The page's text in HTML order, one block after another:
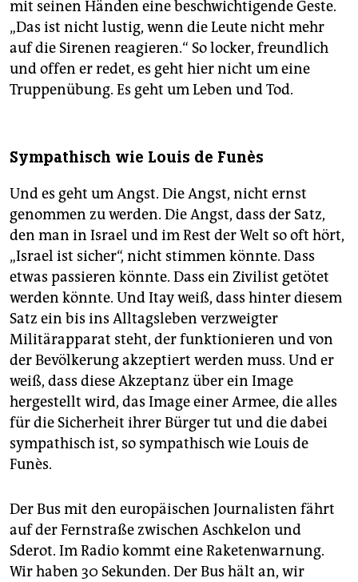
mit seinen Händen eine beschwichtigende Geste.
„Das ist nicht lustig, wenn die Leute nicht mehr
auf die Sirenen reagieren.“ So locker, freundlich
und offen er redet, es geht hier nicht um eine
Truppenübung. Es geht um Leben und Tod.
Sympathisch wie Louis de Funès
Und es geht um Angst. Die Angst, nicht ernst
genommen zu werden. Die Angst, dass der Satz,
den man in Israel und im Rest der Welt so oft hört,
„Israel ist sicher“, nicht stimmen könnte. Dass
etwas passieren könnte. Dass ein Zivilist getötet
werden könnte. Und Itay weiß, dass hinter diesem
Satz ein bis ins Alltagsleben verzweigter
Militärapparat steht, der funktionieren und von
der Bevölkerung akzeptiert werden muss. Und er
weiß, dass diese Akzeptanz über ein Image
hergestellt wird, das Image einer Armee, die alles
für die Sicherheit ihrer Bürger tut und die dabei
sympathisch ist, so sympathisch wie Louis de
Funès.
Der Bus mit den europäischen Journalisten fährt
auf der Fernstraße zwischen Aschkelon und
Sderot. Im Radio kommt eine Raketenwarnung.
Wir haben 30 Sekunden. Der Bus hält an, wir